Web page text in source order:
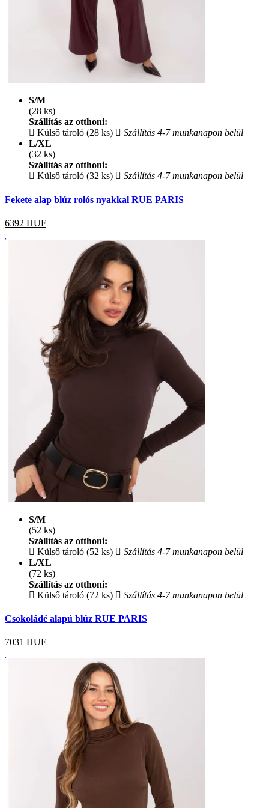
S/M
(28 ks)
Szállítás az otthoni:
Külső tároló (28 ks)
Szállítás 4-7 munkanapon belül
L/XL
(32 ks)
Szállítás az otthoni:
Külső tároló (32 ks)
Szállítás 4-7 munkanapon belül
Fekete alap blúz rolós nyakkal RUE PARIS
6392 HUF
S/M
(52 ks)
Szállítás az otthoni:
Külső tároló (52 ks)
Szállítás 4-7 munkanapon belül
L/XL
(72 ks)
Szállítás az otthoni:
Külső tároló (72 ks)
Szállítás 4-7 munkanapon belül
Csokoládé alapú blúz RUE PARIS
7031 HUF